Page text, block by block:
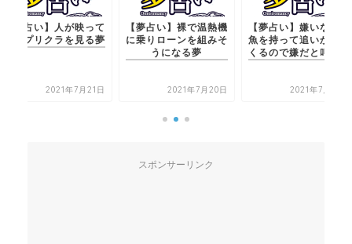
【夢占い】裸で温熱機
に乗りローンを組みそ
2021年7月20日
【夢占い】嫌いな人が
魚を持って追いかけて
くるので嫌だと叫ぶ夢
2021年7月20日
【夢占い】人が映
いるプリクラを見
2021年7
スポンサーリンク